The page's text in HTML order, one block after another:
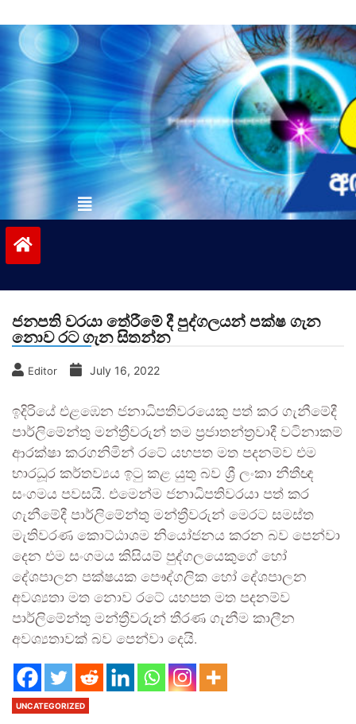
to
contentvinivida.lk
ජනපති වරයා තේරීමේ දී පුද්ගලයන් පක්ෂ ගැන
නොව රට ගැන සිතන්න
Editor July 16, 2022
ඉදිරියේ එළඹෙන ජනාධිපතිවරයෙකු පත් කර ගැනීමේදී
පාර්ලිමේන්තු මන්ත්‍රීවරුන් තම ප්‍රජාතන්ත්‍රවාදී වටිනාකම්
ආරක්ෂා කරගනිමින් රටේ යහපත මත පදනම්ව එම
භාරධූර කර්තව්‍යය ඉටු කළ යුතු බව ශ්‍රී ලංකා නීතීඥ
සංගමය පවසයි. එමෙන්ම ජනාධිපතිවරයා පත් කර
ගැනීමේදී පාර්ලිමේන්තු මන්ත්‍රීවරුන් මෙරට සමස්ත
මැතිවරණ කොට්ඨාශම නියෝජනය කරන බව පෙන්වා
දෙන එම සංගමය කිසියම් පුද්ගලයෙකුගේ හෝ
දේශපාලන පක්ෂයක පෞද්ගලික හෝ දේශපාලන
අවශ්‍යතා මත නොව රටේ යහපත මත පදනම්ව
පාර්ලිමේන්තු මන්ත්‍රීවරුන් තීරණ ගැනීම කාලීන
අවශ්‍යතාවක් බව පෙන්වා දෙයි.
UNCATEGORIZED